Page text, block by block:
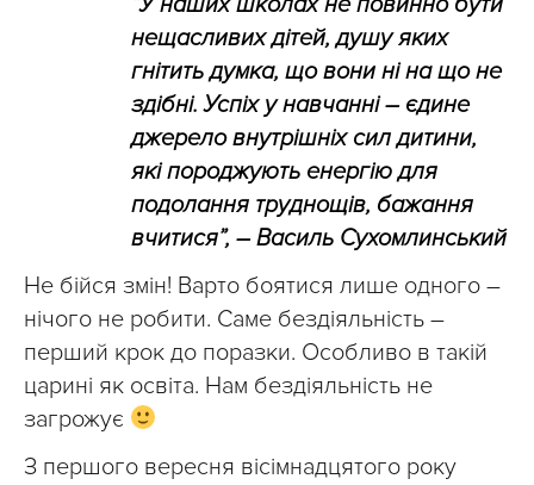
нещасливих дітей, душу яких
гнітить думка, що вони ні на що не
здібні. Успіх у навчанні – єдине
джерело внутрішніх сил дитини,
які породжують енергію для
подолання труднощів, бажання
вчитися”, – Василь Сухомлинський
Не бійся змін! Варто боятися лише одного –
нічого не робити. Саме бездіяльність –
перший крок до поразки. Особливо в такій
царині як освіта. Нам бездіяльність не
загрожує
З першого вересня вісімнадцятого року